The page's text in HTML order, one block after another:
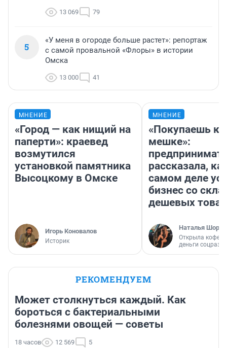
13 069 79
5
«У меня в огороде больше растет»: репортаж
с самой провальной «Флоры» в истории
Омска
13 000 41
МНЕНИЕ
«Город — как нищий на
паперти»: краевед
возмутился
установкой памятника
Высоцкому в Омске
Игорь Коновалов
Историк
МНЕНИЕ
«Покупаешь
мешке»:
рассказала,
самом деле
бизнес со
дешевых
Наталья
Открыла
деньги
РЕКОМЕНДУЕМ
Может столкнуться каждый. Как
бороться с бактериальными
болезнями овощей — советы
18 часов 12 569 5